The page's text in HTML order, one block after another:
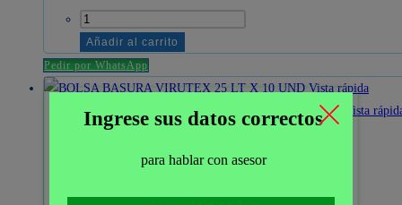
BOLSA
DE
BASURA
1.5
LT
Añadir al carrito
Pedir por WhatsApp
Vista rápida
Vista